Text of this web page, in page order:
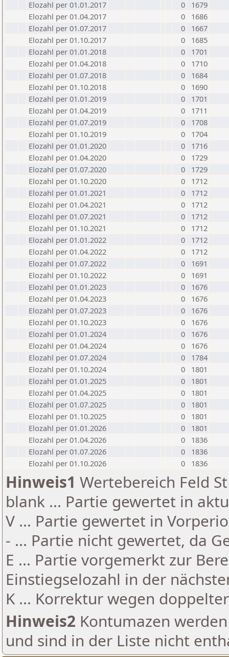
Elozahl per 01.01.2017
0
1679
Elozahl per 01.04.2017
0
1686
Elozahl per 01.07.2017
0
1667
Elozahl per 01.10.2017
0
1685
Elozahl per 01.01.2018
0
1701
Elozahl per 01.04.2018
0
1710
Elozahl per 01.07.2018
0
1684
Elozahl per 01.10.2018
0
1690
Elozahl per 01.01.2019
0
1701
Elozahl per 01.04.2019
0
1711
Elozahl per 01.07.2019
0
1708
Elozahl per 01.10.2019
0
1704
Elozahl per 01.01.2020
0
1716
Elozahl per 01.04.2020
0
1729
Elozahl per 01.07.2020
0
1729
Elozahl per 01.10.2020
0
1712
Elozahl per 01.01.2021
0
1712
Elozahl per 01.04.2021
0
1712
Elozahl per 01.07.2021
0
1712
Elozahl per 01.10.2021
0
1712
Elozahl per 01.01.2022
0
1712
Elozahl per 01.04.2022
0
1712
Elozahl per 01.07.2022
0
1691
Elozahl per 01.10.2022
0
1691
Elozahl per 01.01.2023
0
1676
Elozahl per 01.04.2023
0
1676
Elozahl per 01.07.2023
0
1676
Elozahl per 01.10.2023
0
1676
Elozahl per 01.01.2024
0
1676
Elozahl per 01.04.2024
0
1676
Elozahl per 01.07.2024
0
1784
Elozahl per 01.10.2024
0
1801
Elozahl per 01.01.2025
0
1801
Elozahl per 01.04.2025
0
1801
Elozahl per 01.07.2025
0
1801
Elozahl per 01.10.2025
0
1801
Elozahl per 01.01.2026
0
1801
Elozahl per 01.04.2026
0
1836
Elozahl per 01.07.2026
0
1836
Elozahl per 01.10.2026
0 1836
Hinweis1 Wertebereich Feld
blank ... Partie gewertet in
V ... Partie gewertet in
- ... Partie nicht gewertet, da
E ... Partie vorgemerkt zur
Einstiegselozahl in der
K ... Korrektur wegen
Hinweis2 Kontumazen
und sind in der Liste nicht